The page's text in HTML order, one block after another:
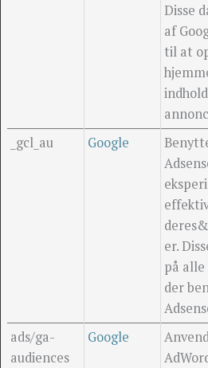
Disse
af
til at
_gcl_au Google
er.
på
der
ads/ga-
audiences
Google